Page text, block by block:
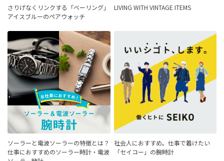
さりげなくリンクする「ベーリング」
アイスブルーのペアウォッチ
LIVING WITH VINTAGE ITEMS
ソーラーと電波ソーラーの特徴とは？
仕事におすすめのソーラー時計・電波
社会人におすすめ。仕事で着けたい
「セイコー」の腕時計